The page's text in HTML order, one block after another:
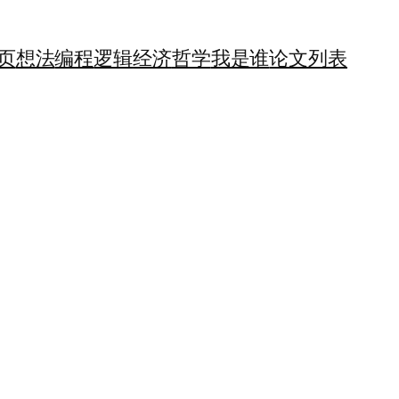
想法编程逻辑经济哲学我是谁论文列表